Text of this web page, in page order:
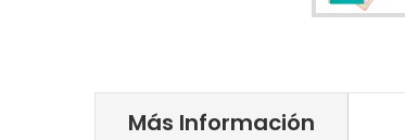
Más Información